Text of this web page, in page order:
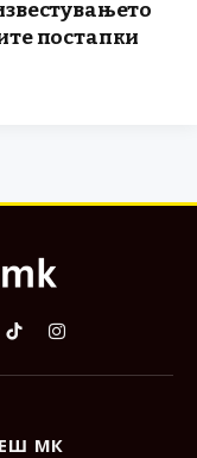
постапки
TikTokInstagram
МК